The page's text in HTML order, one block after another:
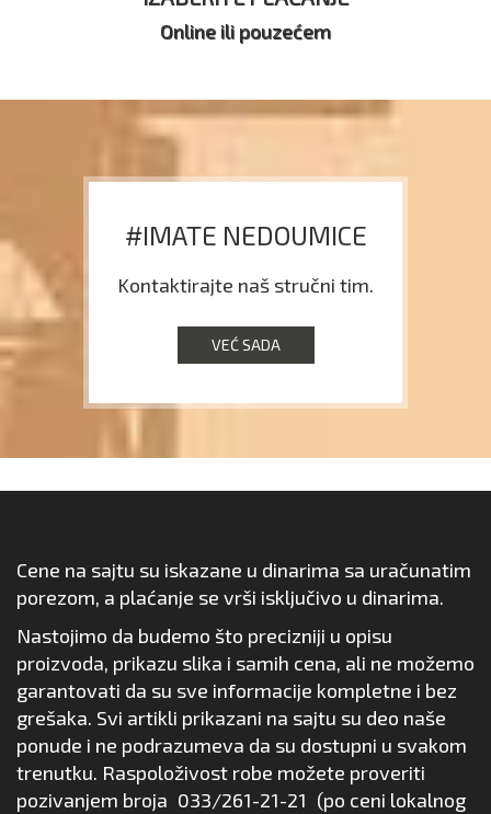
Online ili pouzećem
#IMATE NEDOUMICE
Kontaktirajte naš stručni tim.
VEĆ SADA
Cene na sajtu su iskazane u dinarima sa uračunatim
porezom, a plaćanje se vrši isključivo u dinarima.
Nastojimo da budemo što precizniji u opisu
proizvoda, prikazu slika i samih cena, ali ne možemo
garantovati da su sve informacije kompletne i bez
grešaka. Svi artikli prikazani na sajtu su deo naše
ponude i ne podrazumeva da su dostupni u svakom
trenutku. Raspoloživost robe možete proveriti
pozivanjem broja 033/261-21-21 (po ceni lokalnog